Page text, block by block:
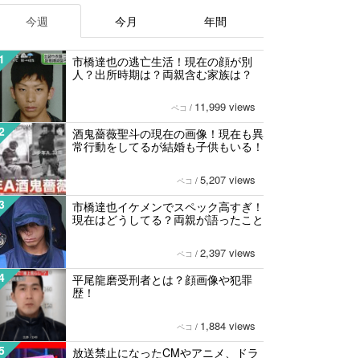
今週 今月 年間
市橋達也の逃亡生活！現在の顔が別
人？出所時期は？両親含む家族は？
ペコ / 11,999 views
酒鬼薔薇聖斗の現在の画像！現在も異
常行動をしてるが結婚も子供もいる！
ペコ / 5,207 views
市橋達也イケメンでスペック高すぎ！
現在はどうしてる？両親が語ったこと
ペコ / 2,397 views
平尾龍磨受刑者とは？顔画像や犯罪
歴！
ペコ / 1,884 views
放送禁止になったCMやアニメ、ドラ